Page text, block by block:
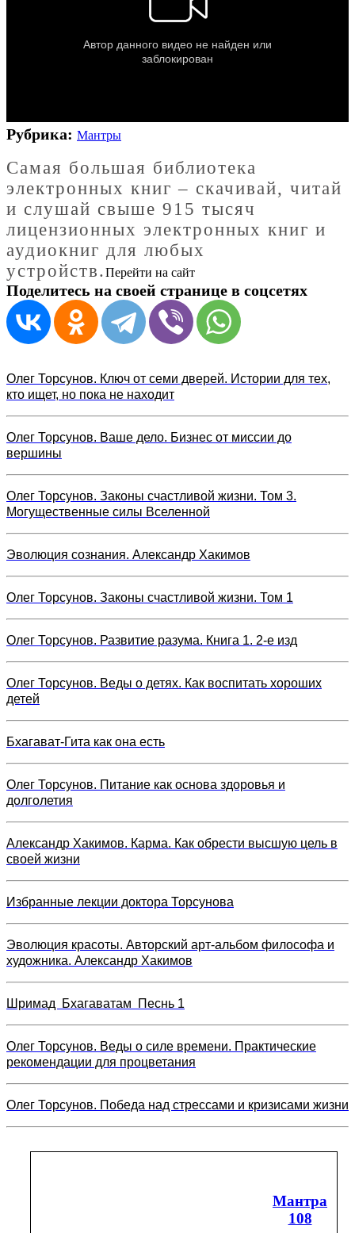
Рубрика: Мантры
Cамая большая библиотека
электронных книг – скачивай, читай
и слушай свыше 915 тысяч
лицензионных электронных книг и
аудиокниг для любых
устройств.Перейти на сайт
Поделитесь на своей странице в соцсетях
Олег Торсунов. Ключ от семи дверей. Истории для тех,
кто ищет, но пока не находит
Олег Торсунов. Ваше дело. Бизнес от миссии до
вершины
Олег Торсунов. Законы счастливой жизни. Том 3.
Могущественные силы Вселенной
Эволюция сознания. Александр Хакимов
Олег Торсунов. Законы счастливой жизни. Том 1
Олег Торсунов. Развитие разума. Книга 1. 2-е изд
Олег Торсунов. Веды о детях. Как воспитать хороших
детей
Бхагават-Гита как она есть
Олег Торсунов. Питание как основа здоровья и
долголетия
Александр Хакимов. Карма. Как обрести высшую цель в
своей жизни
Избранные лекции доктора Торсунова
Эволюция красоты. Авторский арт-альбом философа и
художника. Александр Хакимов
Шримад Бхагаватам Песнь 1
Олег Торсунов. Веды о силе времени. Практические
рекомендации для процветания
Олег Торсунов. Победа над стрессами и кризисами жизни
Мантра
108